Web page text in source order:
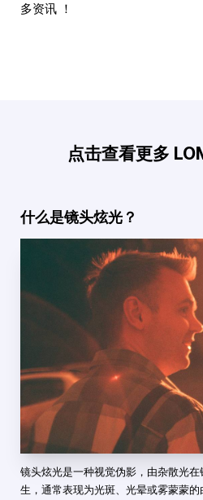
多资讯 ！
点击查看更多
什么是镜头炫光？
镜头炫光是一种视觉伪影，由杂散光
生，通常表现为光斑、光晕或雾蒙蒙的